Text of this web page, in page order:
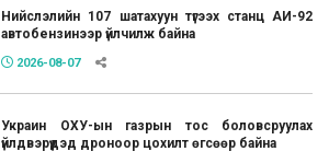
Нийслэлийн 107 шатахуун түгээх станц АИ-92
автобензинээр үйлчилж байна
2026-08-07
Украин ОХУ-ын газрын тос боловсруулах
үйлдвэрүүдэд дроноор цохилт өгсөөр байна